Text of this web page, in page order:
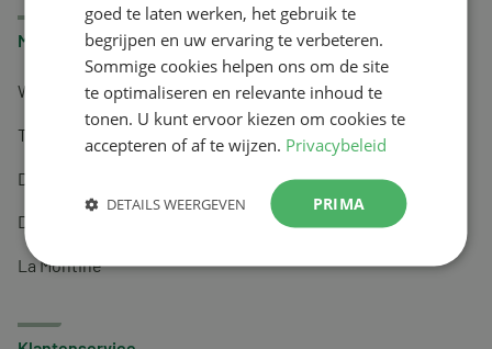
Merken
Wapiti
Tai-Ginseng
Dermagíq
Draisma
La Montine
goed te laten werken, het gebruik te
begrijpen en uw ervaring te verbeteren.
Sommige cookies helpen ons om de site
te optimaliseren en relevante inhoud te
tonen. U kunt ervoor kiezen om cookies te
accepteren of af te wijzen. Privacybeleid
PRIMA
DETAILS WEERGEVEN